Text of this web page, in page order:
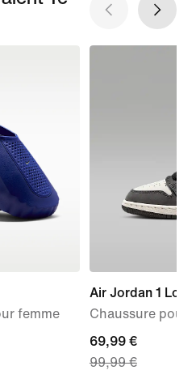
femme
Air Jordan 1 Low
Chaussure pour
current
price
69,99 €
99,99 €